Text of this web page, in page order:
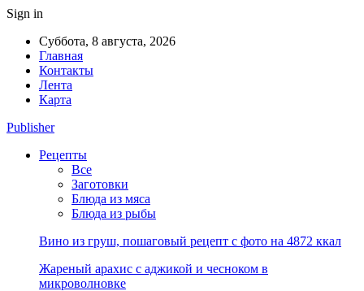
Sign in
Суббота, 8 августа, 2026
Главная
Контакты
Лента
Карта
Publisher
Рецепты
Все
Заготовки
Блюда из мяса
Блюда из рыбы
Вино из груш, пошаговый рецепт с фото на 4872 ккал
Жареный арахис с аджикой и чесноком в
микроволновке